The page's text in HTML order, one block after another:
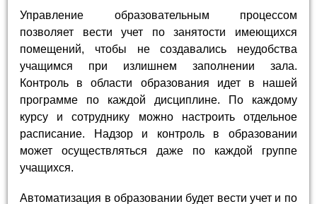
Управление образовательным процессом
позволяет вести учет по занятости имеющихся
помещений, чтобы не создавались неудобства
учащимся при излишнем заполнении зала.
Контроль в области образования идет в нашей
программе по каждой дисциплине. По каждому
курсу и сотруднику можно настроить отдельное
расписание. Надзор и контроль в образовании
может осуществляться даже по каждой группе
учащихся.
Автоматизация в образовании будет вести учет и по